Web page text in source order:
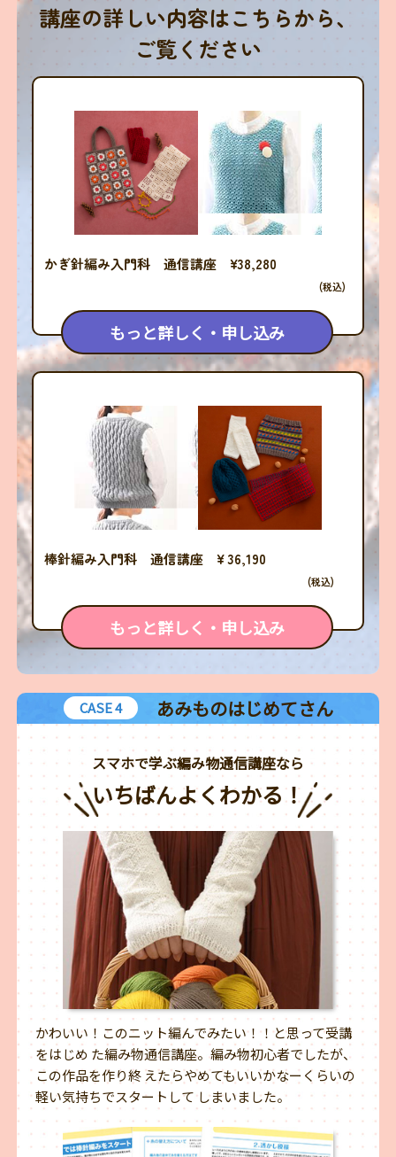
講座の詳しい内容はこちらから、
ご覧ください
かぎ針編み入門科 通信講座 ¥38,280
(税込)
もっと詳しく・申し込み
棒針編み入門科 通信講座 ¥ 36,190
(税込)
もっと詳しく・申し込み
CASE 4 あみものはじめてさん
スマホで学ぶ編み物通信講座なら
いちばんよくわかる！
かわいい！このニット編んでみたい！！と思って受講
をはじめ た編み物通信講座。編み物初心者でしたが、
この作品を作り終 えたらやめてもいいかなーくらいの
軽い気持ちでスタートして しまいました。